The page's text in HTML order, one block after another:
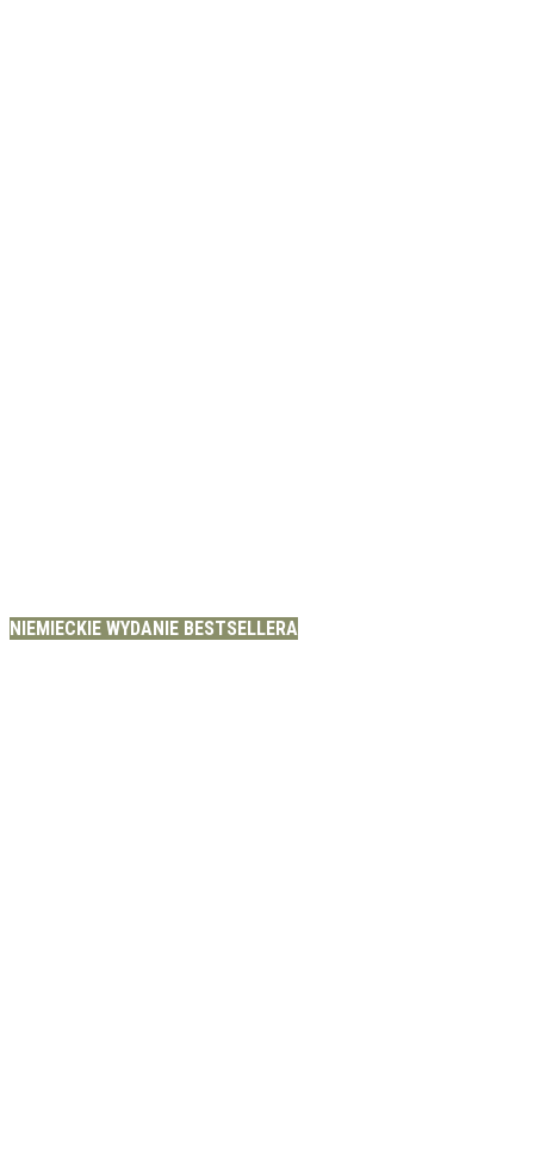
NIEMIECKIE WYDANIE BESTSELLERA